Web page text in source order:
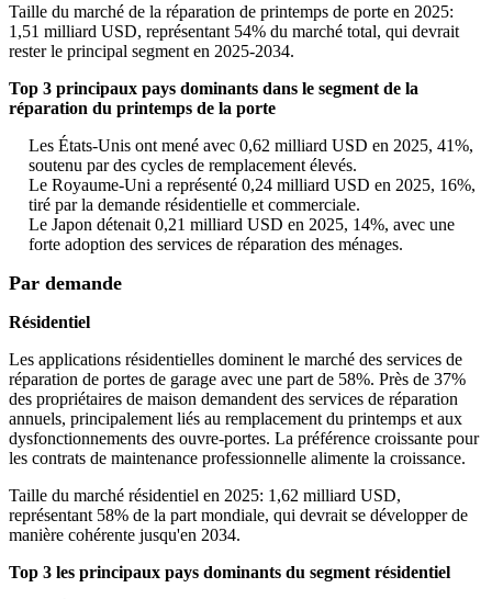
Taille du marché de la réparation de printemps de porte en 2025:
1,51 milliard USD, représentant 54% du marché total, qui devrait
rester le principal segment en 2025-2034.
Top 3 principaux pays dominants dans le segment de la
réparation du printemps de la porte
Les États-Unis ont mené avec 0,62 milliard USD en 2025, 41%,
soutenu par des cycles de remplacement élevés.
Le Royaume-Uni a représenté 0,24 milliard USD en 2025, 16%,
tiré par la demande résidentielle et commerciale.
Le Japon détenait 0,21 milliard USD en 2025, 14%, avec une
forte adoption des services de réparation des ménages.
Par demande
Résidentiel
Les applications résidentielles dominent le marché des services de
réparation de portes de garage avec une part de 58%. Près de 37%
des propriétaires de maison demandent des services de réparation
annuels, principalement liés au remplacement du printemps et aux
dysfonctionnements des ouvre-portes. La préférence croissante pour
les contrats de maintenance professionnelle alimente la croissance.
Taille du marché résidentiel en 2025: 1,62 milliard USD,
représentant 58% de la part mondiale, qui devrait se développer de
manière cohérente jusqu'en 2034.
Top 3 les principaux pays dominants du segment résidentiel